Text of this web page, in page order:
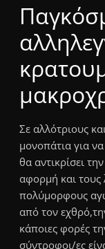
Σε αλλότριους
μονοπάτια για
θα αντικρίσει
αφορμή και
πολύμορφους
από τον
κάποιες φορές
σύντροφοι/ες